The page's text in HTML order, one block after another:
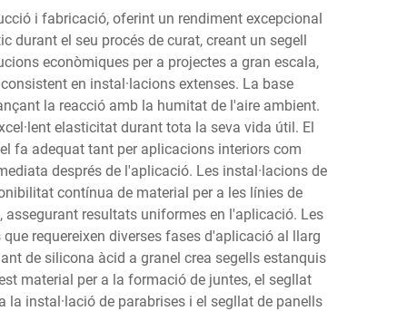
i fabricació, oferint un rendiment excepcional
durant el seu procés de curat, creant un segell
econòmiques per a projectes a gran escala,
en instal·lacions extenses. La base
la reacció amb la humitat de l'aire ambient.
elasticitat durant tota la seva vida útil. El
fa adequat tant per aplicacions interiors com
després de l'aplicació. Les instal·lacions de
contínua de material per a les línies de
resultats uniformes en l'aplicació. Les
requereixen diverses fases d'aplicació al llarg
de silicona àcid a granel crea segells estanquis
material per a la formació de juntes, el segllat
instal·lació de parabrises i el segllat de panells